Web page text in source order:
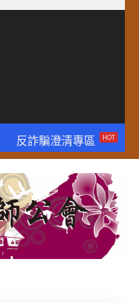
反詐騙澄清專區
HOT